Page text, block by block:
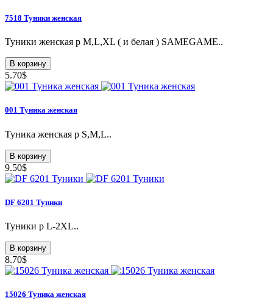
7518 Туники женская
Туники женская p M,L,XL ( и белая ) SAMEGAME..
В корзину
5.70$
001 Туникa женская
Туникa женская р S,M,L..
В корзину
9.50$
DF 6201 Туники
Туники p L-2XL..
В корзину
8.70$
15026 Туникa женская